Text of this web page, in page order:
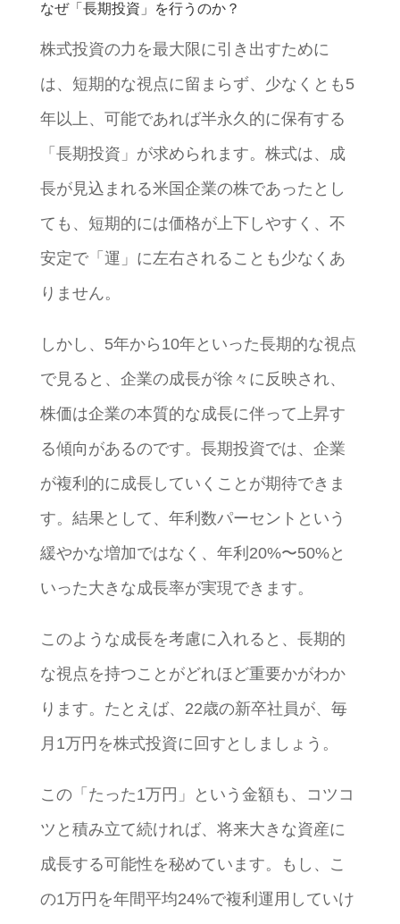
なぜ「長期投資」を行うのか？
株式投資の力を最大限に引き出すために
は、短期的な視点に留まらず、少なくとも5
年以上、可能であれば半永久的に保有する
「長期投資」が求められます。株式は、成
長が見込まれる米国企業の株であったとし
ても、短期的には価格が上下しやすく、不
安定で「運」に左右されることも少なくあ
りません。
しかし、5年から10年といった長期的な視点
で見ると、企業の成長が徐々に反映され、
株価は企業の本質的な成長に伴って上昇す
る傾向があるのです。長期投資では、企業
が複利的に成長していくことが期待できま
す。結果として、年利数パーセントという
緩やかな増加ではなく、年利20%〜50%と
いった大きな成長率が実現できます。
このような成長を考慮に入れると、長期的
な視点を持つことがどれほど重要かがわか
ります。たとえば、22歳の新卒社員が、毎
月1万円を株式投資に回すとしましょう。
この「たった1万円」という金額も、コツコ
ツと積み立て続ければ、将来大きな資産に
成長する可能性を秘めています。もし、こ
の1万円を年間平均24%で複利運用していけ